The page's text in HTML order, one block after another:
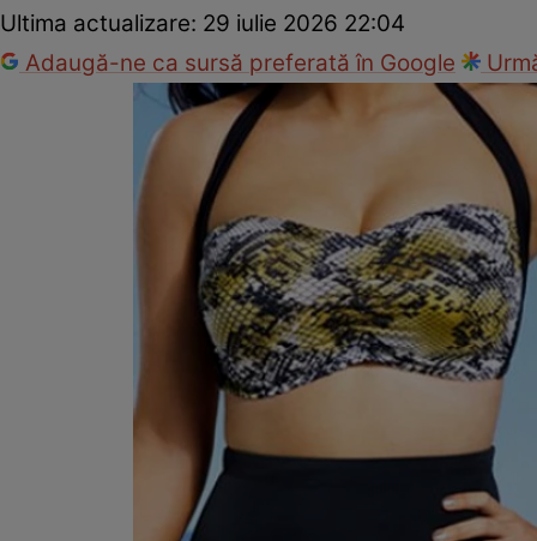
Ultima actualizare: 29 iulie 2026 22:04
Adaugă-ne ca sursă preferată în Google